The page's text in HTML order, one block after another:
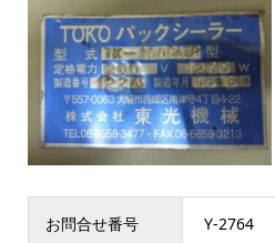
お問合せ番号 Y-2764